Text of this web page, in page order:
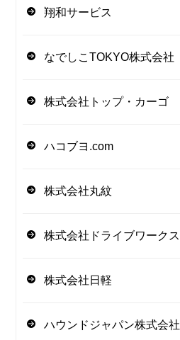
翔和サービス
なでしこTOKYO株式会社
株式会社トップ・カーゴ
ハコブヨ.com
株式会社丸紋
株式会社ドライブワークス
株式会社日軽
ハウンドジャパン株式会社